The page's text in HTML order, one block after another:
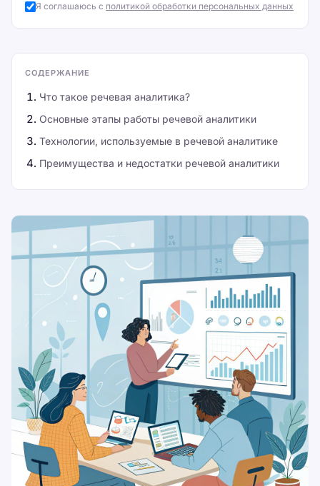
Я соглашаюсь с политикой обработки персональных данных
СОДЕРЖАНИЕ
Что такое речевая аналитика?
Основные этапы работы речевой аналитики
Технологии, используемые в речевой аналитике
Преимущества и недостатки речевой аналитики